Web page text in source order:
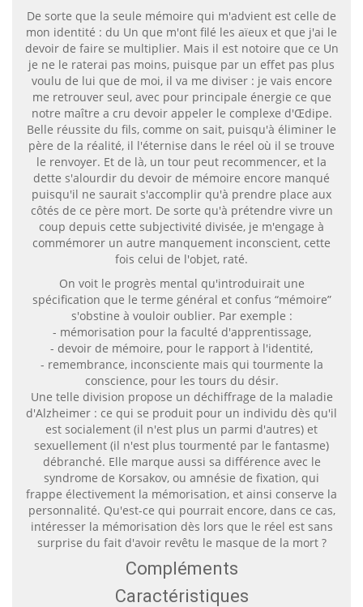
De sorte que la seule mémoire qui m'advient est celle de
mon identité : du Un que m'ont filé les aïeux et que j'ai le
devoir de faire se multiplier. Mais il est notoire que ce Un
je ne le raterai pas moins, puisque par un effet pas plus
voulu de lui que de moi, il va me diviser : je vais encore
me retrouver seul, avec pour principale énergie ce que
notre maître a cru devoir appeler le complexe d'Œdipe.
Belle réussite du fils, comme on sait, puisqu'à éliminer le
père de la réalité, il l'éternise dans le réel où il se trouve
le renvoyer. Et de là, un tour peut recommencer, et la
dette s'alourdir du devoir de mémoire encore manqué
puisqu'il ne saurait s'accomplir qu'à prendre place aux
côtés de ce père mort. De sorte qu'à prétendre vivre un
coup depuis cette subjectivité divisée, je m'engage à
commémorer un autre manquement inconscient, cette
fois celui de l'objet, raté.
On voit le progrès mental qu'introduirait une
spécification que le terme général et confus “mémoire”
s'obstine à vouloir oublier. Par exemple :
- mémorisation pour la faculté d'apprentissage,
- devoir de mémoire, pour le rapport à l'identité,
- remembrance, inconsciente mais qui tourmente la
conscience, pour les tours du désir.
Une telle division propose un déchiffrage de la maladie
d'Alzheimer : ce qui se produit pour un individu dès qu'il
est socialement (il n'est plus un parmi d'autres) et
sexuellement (il n'est plus tourmenté par le fantasme)
débranché. Elle marque aussi sa différence avec le
syndrome de Korsakov, ou amnésie de fixation, qui
frappe électivement la mémorisation, et ainsi conserve la
personnalité. Qu'est-ce qui pourrait encore, dans ce cas,
intéresser la mémorisation dès lors que le réel est sans
surprise du fait d'avoir revêtu le masque de la mort ?
Compléments
Caractéristiques